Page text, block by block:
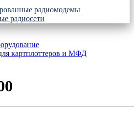
радиомодемы
радиосети
картплоттеров и МФД